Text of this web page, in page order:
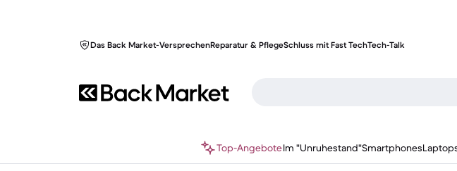
Das Back Market-VersprechenReparatur & PflegeSchluss mit Fast TechTech-Talk
Top-AngeboteIm "Unruhestand"Smartphones